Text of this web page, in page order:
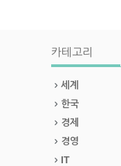
카테고리
세계
한국
경제
경영
IT